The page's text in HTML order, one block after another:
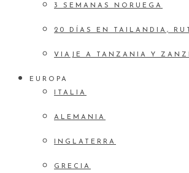
3 SEMANAS NORUEGA
20 DÍAS EN TAILANDIA,
VIAJE A TANZANIA Y
EUROPA
ITALIA
ALEMANIA
INGLATERRA
GRECIA